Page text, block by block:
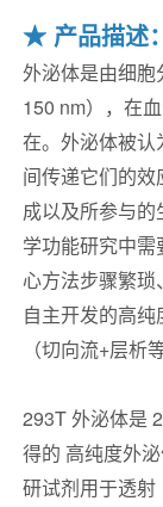
★ 产品描述：
外泌体是由细
150 nm），在
在。外泌体被
间传递它们的
成以及所参与
学功能研究中
心方法步骤繁
自主开发的高
（切向流+层析
293T 外泌体是
得的 高纯度外
研试剂用于透射